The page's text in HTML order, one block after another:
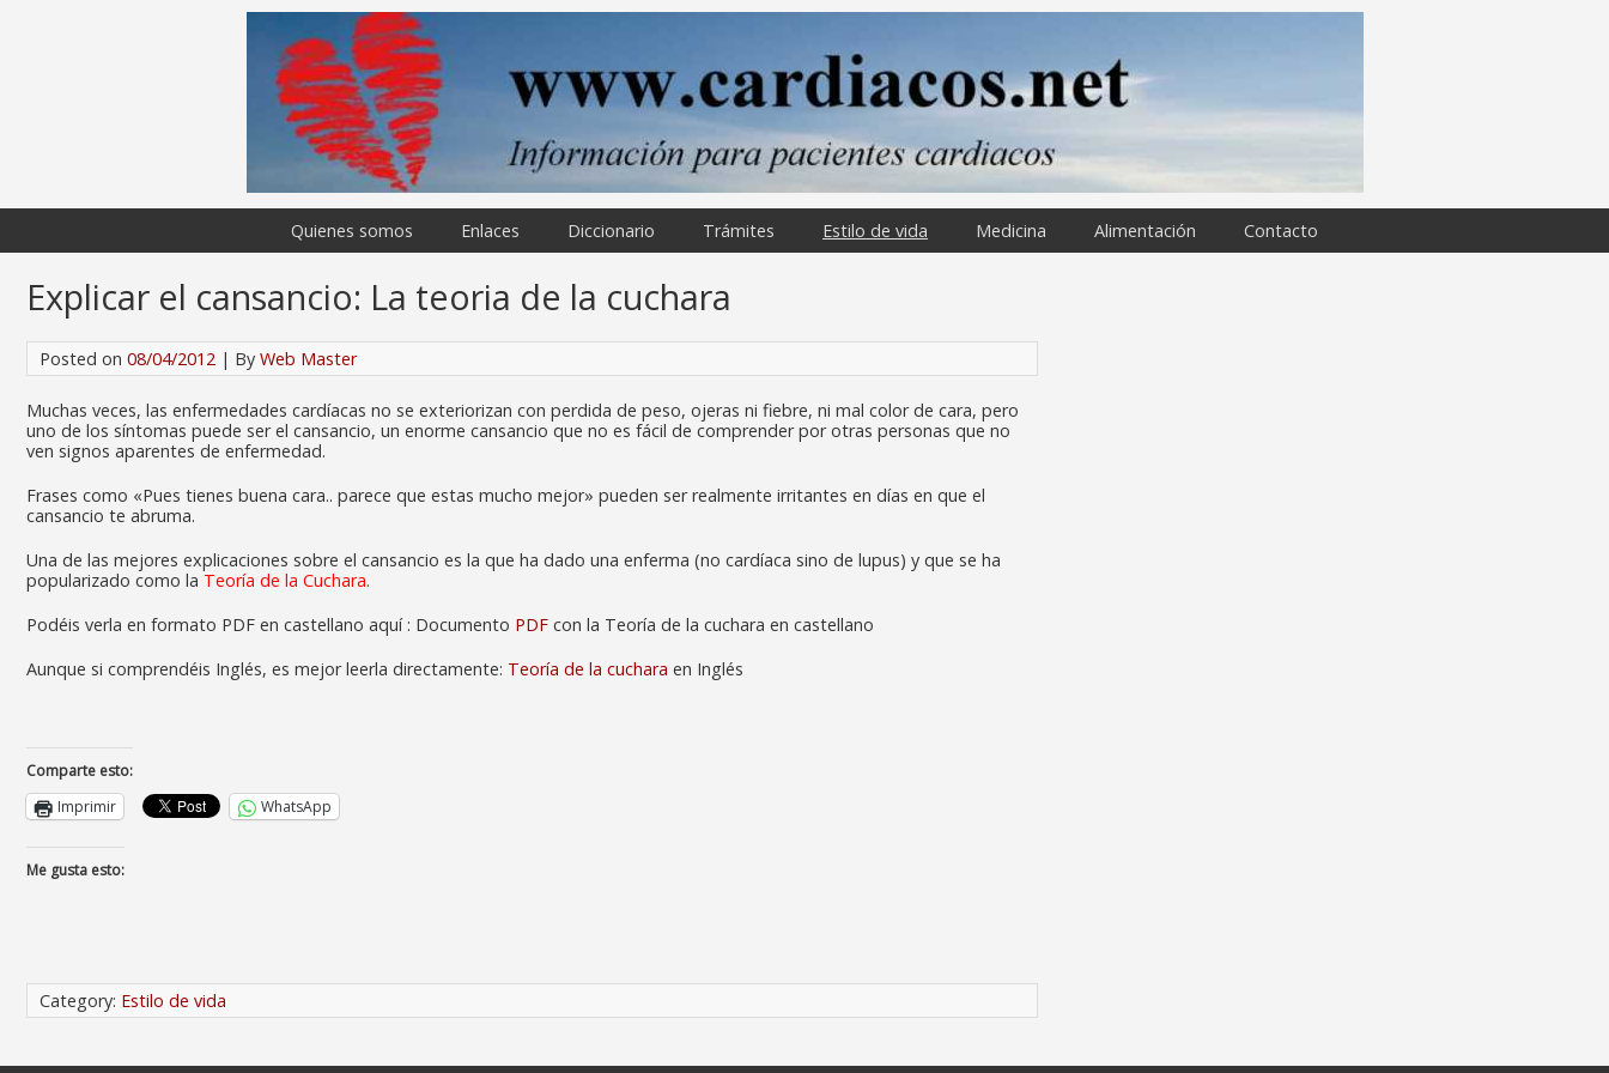
Quienes somos Enlaces Diccionario Trámites Estilo de vida Medicina Alimentación Contacto
Explicar el cansancio: La teoria de la cuchara
Posted on 08/04/2012 | By Web Master
Muchas veces, las enfermedades cardíacas no se exteriorizan con perdida de peso, ojeras ni fiebre, ni mal color de cara, pero
uno de los síntomas puede ser el cansancio, un enorme cansancio que no es fácil de comprender por otras personas que no
ven signos aparentes de enfermedad.
Frases como «Pues tienes buena cara.. parece que estas mucho mejor» pueden ser realmente irritantes en días en que el
cansancio te abruma.
Una de las mejores explicaciones sobre el cansancio es la que ha dado una enferma (no cardíaca sino de lupus) y que se ha
popularizado como la Teoría de la Cuchara.
Podéis verla en formato PDF en castellano aquí : Documento PDF con la Teoría de la cuchara en castellano
Aunque si comprendéis Inglés, es mejor leerla directamente: Teoría de la cuchara en Inglés
Comparte esto:
Imprimir
WhatsApp
Me gusta esto:
Category: Estilo de vida